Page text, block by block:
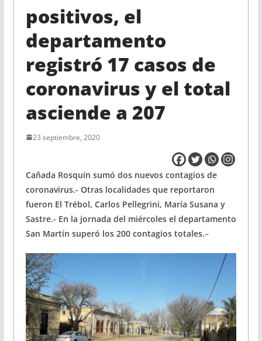
positivos, el
departamento
registró 17 casos de
coronavirus y el total
asciende a 207
23 septiembre, 2020
Cañada Rosquín sumó dos nuevos contagios de
coronavirus.- Otras localidades que reportaron
fueron El Trébol, Carlos Pellegrini, María Susana y
Sastre.- En la jornada del miércoles el departamento
San Martín superó los 200 contagios totales.–